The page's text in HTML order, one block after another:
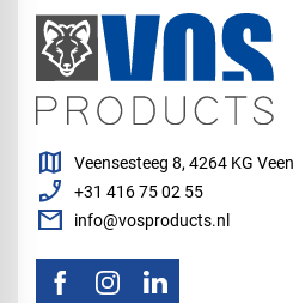
map Veensesteeg 8, 4264 KG Veen
phone_enabled +31 416 75 02 55
mail info@vosproducts.nl